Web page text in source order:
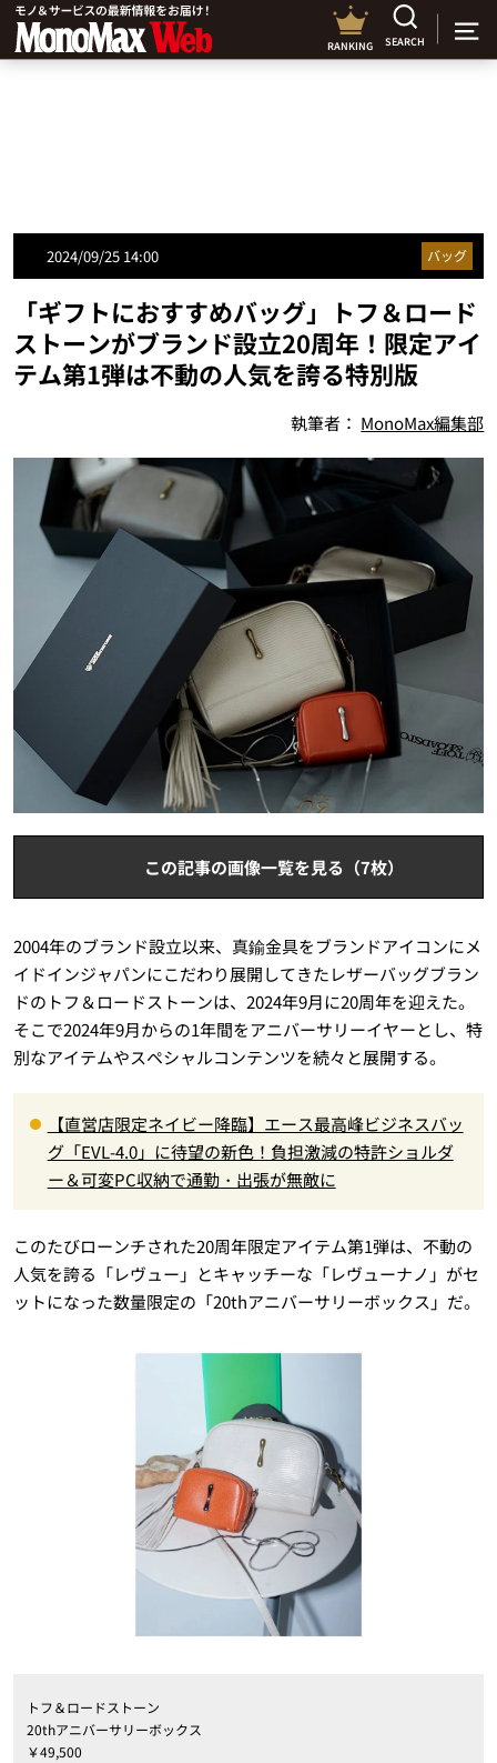
RANKING SEARCH
2024/09/25 14:00 バッグ
「ギフトにおすすめバッグ」トフ＆ロード
ストーンがブランド設立20周年！限定アイ
テム第1弾は不動の人気を誇る特別版
執筆者： MonoMax編集部
この記事の画像一覧を見る（7枚）
2004年のブランド設立以来、真鍮金具をブランドアイコンにメ
イドインジャパンにこだわり展開してきたレザーバッグブラン
ドのトフ＆ロードストーンは、2024年9月に20周年を迎えた。
そこで2024年9月からの1年間をアニバーサリーイヤーとし、特
別なアイテムやスペシャルコンテンツを続々と展開する。
【直営店限定ネイビー降臨】エース最高峰ビジネスバッ
グ「EVL-4.0」に待望の新色！負担激減の特許ショルダ
ー＆可変PC収納で通勤・出張が無敵に
このたびローンチされた20周年限定アイテム第1弾は、不動の
人気を誇る「レヴュー」とキャッチーな「レヴューナノ」がセ
ットになった数量限定の「20thアニバーサリーボックス」だ。
トフ＆ロードストーン
20thアニバーサリーボックス
￥49,500